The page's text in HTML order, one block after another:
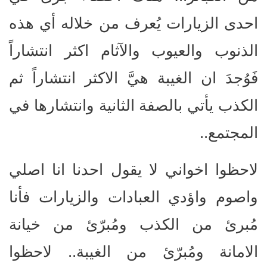
احدى الزيارات يُعرف من خلاله أي هذه
الذنوب والعيوب والآثام اكثر انتشاراً
فَوُجدَ ان الغيبة هيَّ الاكثر انتشاراً ثم
الكذب يأتي بالصفة الثانية وانتشارها في
المجتمع..
لاحظوا اخواني لا يقول احدنا انا اصلي
واصوم واؤدي العبادات والزيارات فأنا
مُبرئ من الكذب ومُبرّئ من خيانة
الامانة ومُبرّئ من الغيبة.. لاحظوا